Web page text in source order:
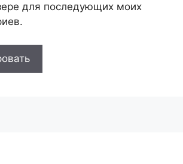
для последующих моих